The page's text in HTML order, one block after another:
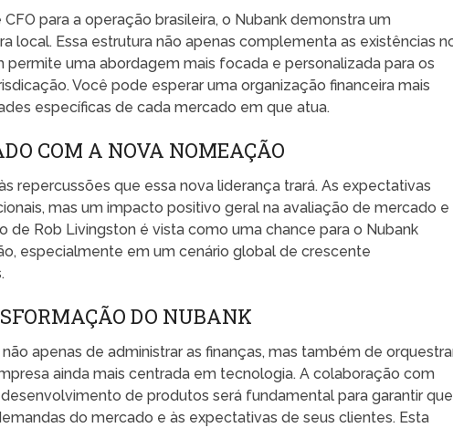
para a operação brasileira, o Nubank demonstra um
local. Essa estrutura não apenas complementa as existências
permite uma abordagem mais focada e personalizada para os
Você pode esperar uma organização financeira mais
específicas de cada mercado em que atua.
COM A NOVA NOMEAÇÃO
repercussões que essa nova liderança trará. As expectativas
mas um impacto positivo geral na avaliação de mercado e
de Rob Livingston é vista como uma chance para o Nubank
especialmente em um cenário global de crescente
DO NUBANK
apenas de administrar as finanças, mas também de
ainda mais centrada em tecnologia. A colaboração com
de produtos será fundamental para garantir
do mercado e às expectativas de seus clientes. Esta